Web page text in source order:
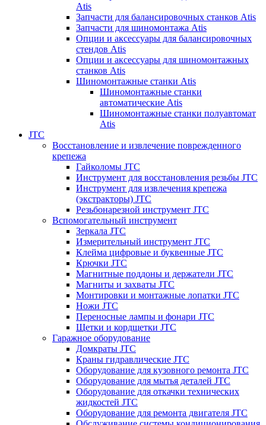
Atis
Запчасти для балансировочных станков Atis
Запчасти для шиномонтажа Atis
Опции и аксессуары для балансировочных
стендов Atis
Опции и аксессуары для шиномонтажных
станков Atis
Шиномонтажные станки Atis
Шиномонтажные станки
автоматические Atis
Шиномонтажные станки полуавтомат
Atis
JTC
Восстановление и извлечение поврежденного
крепежа
Гайколомы JTC
Инструмент для восстановления резьбы JTC
Инструмент для извлечения крепежа
(экстракторы) JTC
Резьбонарезной инструмент JTC
Вспомогательный инструмент
Зеркала JTC
Измерительный инструмент JTC
Клейма цифровые и буквенные JTC
Крючки JTC
Магнитные поддоны и держатели JTC
Магниты и захваты JTC
Монтировки и монтажные лопатки JTC
Ножи JTC
Переносные лампы и фонари JTC
Щетки и кордщетки JTC
Гаражное оборудование
Домкраты JTC
Краны гидравлические JTC
Оборудование для кузовного ремонта JTC
Оборудование для мытья деталей JTC
Оборудование для откачки технических
жидкостей JTC
Оборудование для ремонта двигателя JTC